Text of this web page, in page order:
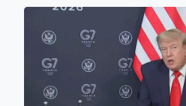
營救落水群眾，亦有人員利用動
引導部分受困人士撤離到安全區
引，協同救援槳板，對房屋架空
地方展開搜救，救出被困者。除
員亦會利用滑輪等裝備，安全轉
前進，實施救援。」傷者被送上